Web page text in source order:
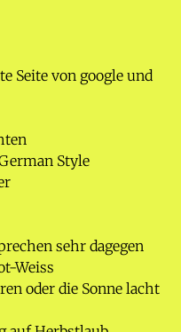
Seite von google und
Style
sehr dagegen
Weiss
oder die Sonne lacht